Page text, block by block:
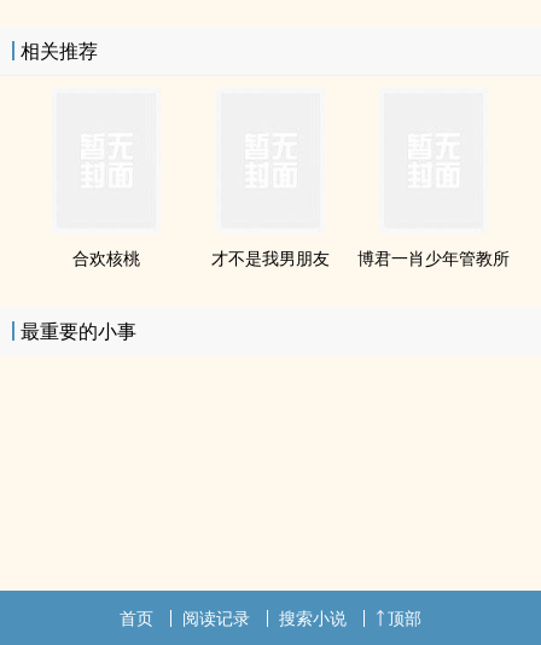
相关推荐
合欢核桃 才不是我男朋友 博君一肖少年管教所
最重要的小事
首页 阅读记录 搜索小说 顶部